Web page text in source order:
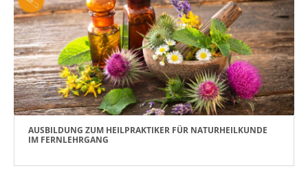
AUSBILDUNG ZUM HEILPRAKTIKER FÜR NATURHEILKUNDE
IM FERNLEHRGANG